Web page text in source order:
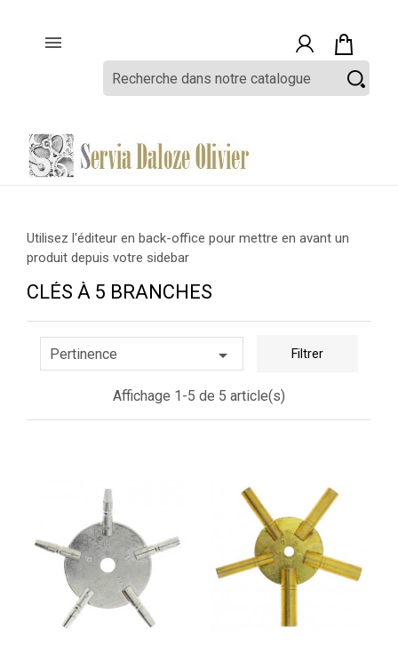

Utilisez l'éditeur en back-office pour mettre en avant un
produit depuis votre sidebar
CLÉS À 5 BRANCHES
Pertinence  Filtrer
Affichage 1-5 de 5 article(s)